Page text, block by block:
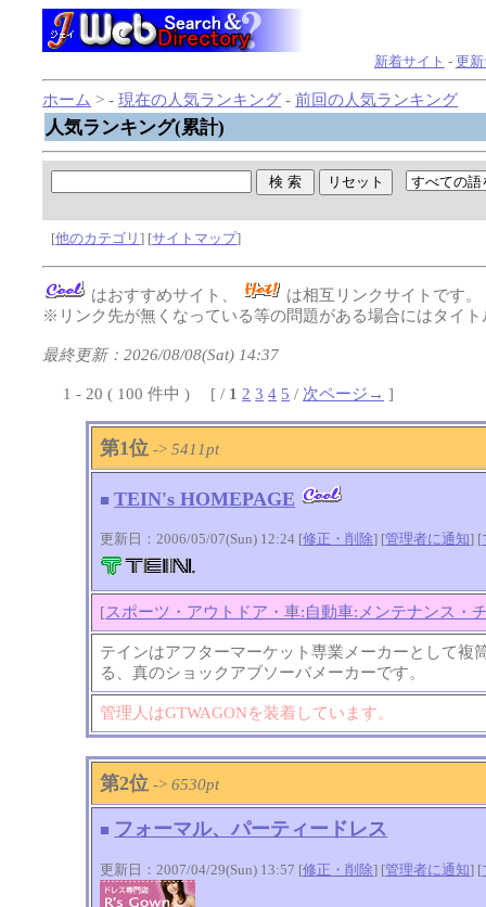
新着サイト - 更
ホーム > -現在の人気ランキング -前回の人気ランキング
人気ランキング(累計)
[他のカテゴリ] [サイトマップ]
はおすすめサイト、
は相互リンクサイトです。
※リンク先が無くなっている等の問題がある場合にはタイト
最終更新：2026/08/08(Sat) 14:37
1 - 20 ( 100 件中 ) [ / 1 2 3 4 5 / 次ページ→ ]
第1位 ->5411pt
■ TEIN's HOMEPAGE
更新日：2006/05/07(Sun) 12:24 [修正・削除] [管理者に通知] [
[スポーツ・アウトドア・車:自動車:メンテナンス・
テインはアフターマーケット専業メーカーとして複
る、真のショックアブソーバメーカーです。
管理人はGTWAGONを装着しています。
第2位 ->6530pt
■ フォーマル、パーティードレス
更新日：2007/04/29(Sun) 13:57 [修正・削除] [管理者に通知] [